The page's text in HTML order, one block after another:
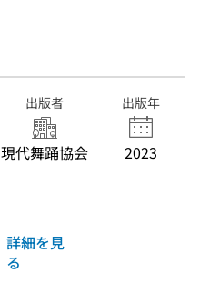
出版者
現代舞踊協会
出版年
2023
詳細を見
る